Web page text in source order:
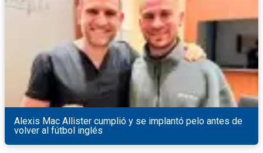
Alexis Mac Allister cumplió y se implantó pelo antes de
volver al fútbol inglés